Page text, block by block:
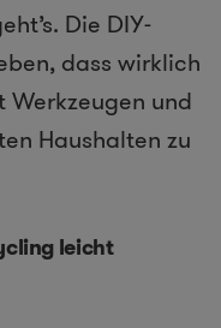
Die DIY-
dass wirklich
Werkzeugen und
Haushalten zu
leicht